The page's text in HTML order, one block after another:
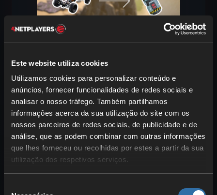
Este website utiliza cookies
Utilizamos cookies para personalizar conteúdo e
anúncios, fornecer funcionalidades de redes sociais e
analisar o nosso tráfego. Também partilhamos
informações acerca da sua utilização do site com os
nossos parceiros de redes sociais, de publicidade e de
análise, que as podem combinar com outras informações
que lhes forneceu ou recolhidas por estes a partir da sua
utilização dos respetivos serviços.
Na terceira secção vê-se novamente
para explorar. Aqui desbloqueias não só
um veículo fielpara a tua aventura,
como também umaarma explosiva . No
entanto, para esta última, já deves ter
começado apesquisa de enxofre.
Explorer: Usa10 osciladores de
quartzo e100 estruturas
modularespara desbloquear o
Explorer. Este veículo é perfeito